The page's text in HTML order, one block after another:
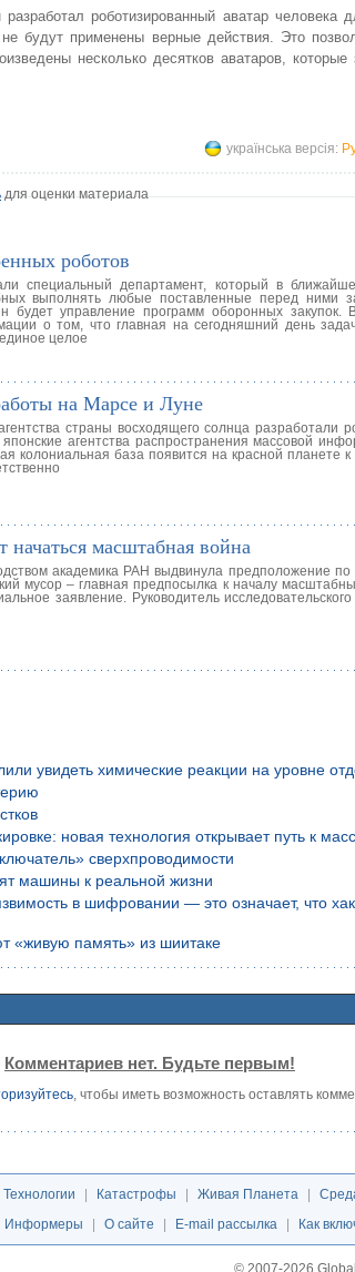
роботизированный аватар человека
будут применены верные действия. Это
несколько десятков аватаров,
українська версія:
для оценки материала
роботов
специальный департамент, который в
выполнять любые поставленные перед ними
управление программ оборонных закупок.
о том, что главная на сегодняшний день
целое
на Марсе и Луне
страны восходящего солнца
агентства распространения массовой
колониальная база появится на красной планете
масштабная война
академика РАН выдвинула предположение
мусор – главная предпосылка к началу
заявление. Руководитель
увидеть химические реакции на уровне
новая технология открывает путь к
сверхпроводимости
машины к реальной жизни
в шифровании — это означает, что
«живую память» из шиитаке
Комментариев нет. Будьте первым!
, чтобы иметь возможность оставлять
Технологии | Катастрофы | Живая Планета |
Информеры | О сайте | E-mail рассылка | Как
© 2007-2026